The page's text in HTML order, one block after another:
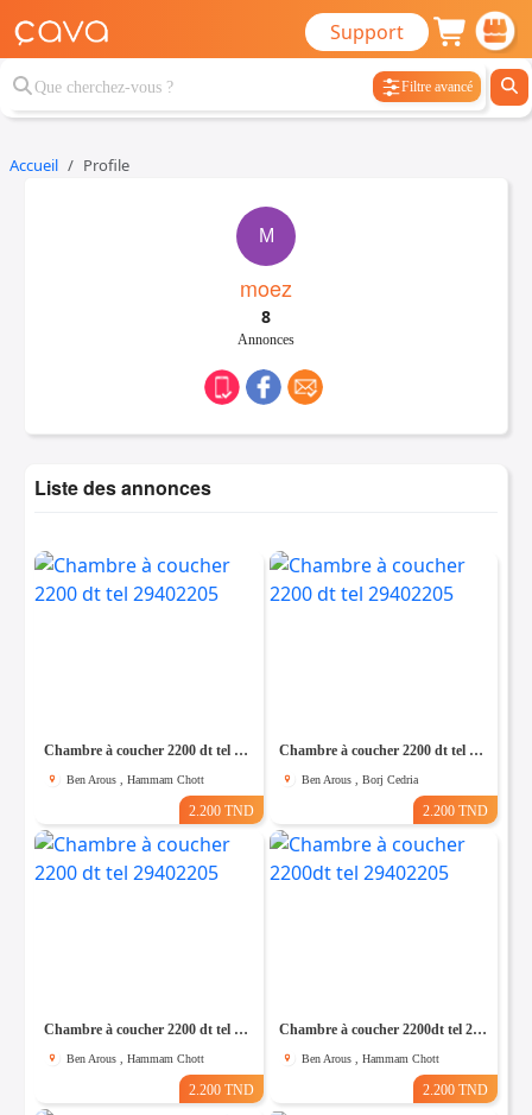
Support
Filtre avancé
Accueil Profile
M
moez
8
Annonces
Liste des annonces
Chambre à coucher 2200 dt tel 29402205
Ben Arous , Hammam Chott
2.200 TND
Chambre à coucher 2200 dt tel 29402205
Ben Arous , Borj Cedria
2.200 TND
Chambre à coucher 2200 dt tel 29402205
Ben Arous , Hammam Chott
2.200 TND
Chambre à coucher 2200dt tel 29402205
Ben Arous , Hammam Chott
2.200 TND